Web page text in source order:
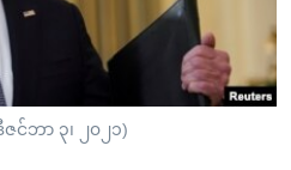
င်ဘာ ၃၊ ၂၀၂၁)